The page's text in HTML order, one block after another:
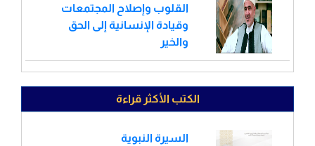
القلوب وإصلاح المجتمعات
وقيادة الإنسانية إلى الحق
والخير
الكتب الأكثر قراءة
السيرة النبوية